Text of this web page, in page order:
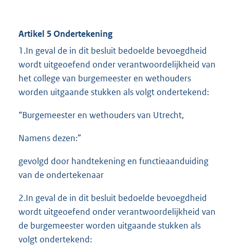
Artikel 5 Ondertekening
1.In geval de in dit besluit bedoelde bevoegdheid
wordt uitgeoefend onder verantwoordelijkheid van
het college van burgemeester en wethouders
worden uitgaande stukken als volgt ondertekend:
“Burgemeester en wethouders van Utrecht,
Namens dezen:”
gevolgd door handtekening en functieaanduiding
van de ondertekenaar
2.In geval de in dit besluit bedoelde bevoegdheid
wordt uitgeoefend onder verantwoordelijkheid van
de burgemeester worden uitgaande stukken als
volgt ondertekend: